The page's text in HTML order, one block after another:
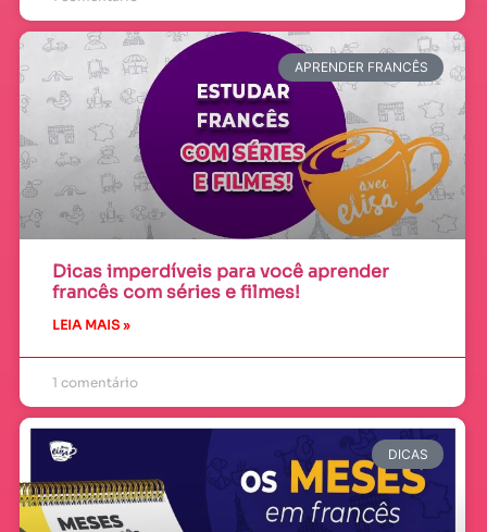
APRENDER FRANCÊS
Dicas imperdíveis para você aprender
francês com séries e filmes!
LEIA MAIS »
1 comentário
DICAS